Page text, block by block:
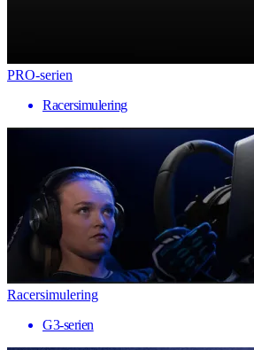
PRO-serien
Racersimulering
Racersimulering
G3-serien